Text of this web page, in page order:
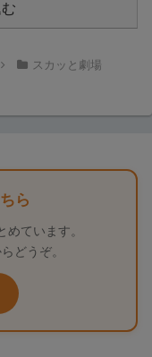
スカッと劇場
ら
ています。
どうぞ。